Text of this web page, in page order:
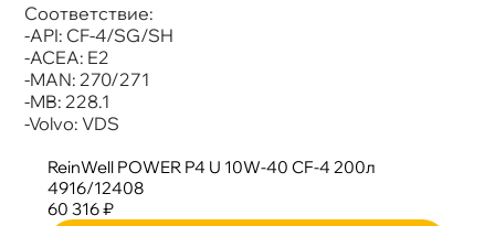
Соответствие:
-API: CF-4/SG/SH
-ACEA: E2
-MAN: 270/271
-MB: 228.1
-Volvo: VDS
ReinWell POWER P4 U 10W-40 CF-4 200л
4916/12408
60 316 ₽